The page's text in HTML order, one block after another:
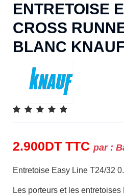
ENTRETOISE
CROSS
BLANC
2.900DT TTC par :
Entretoise Easy Line T24/32
Les porteurs et les